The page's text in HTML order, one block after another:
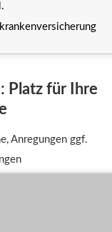
Platz für Ihre
Anregungen ggf.